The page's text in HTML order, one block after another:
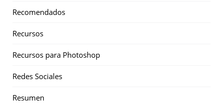
Recomendados
Recursos
Recursos para Photoshop
Redes Sociales
Resumen